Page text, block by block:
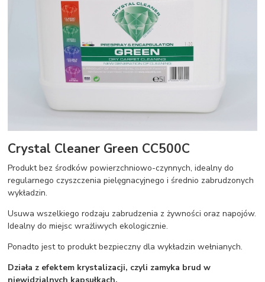
Crystal Cleaner Green CC500C
Produkt bez środków powierzchniowo-czynnych, idealny do
regularnego czyszczenia pielęgnacyjnego i średnio zabrudzonych
wykładzin.
Usuwa wszelkiego rodzaju zabrudzenia z żywności oraz napojów.
Idealny do miejsc wrażliwych ekologicznie.
Ponadto jest to produkt bezpieczny dla wykładzin wełnianych.
Działa z efektem krystalizacji, czyli zamyka brud w